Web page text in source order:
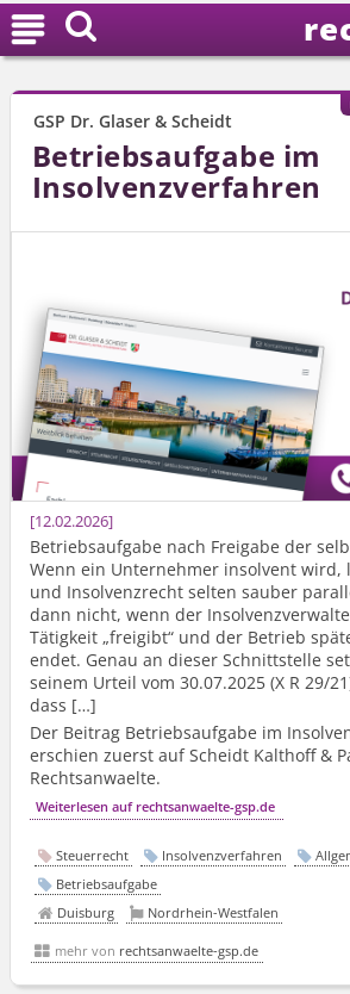

GSP Dr. Glaser & Scheidt
Betriebsaufgabe im
Insolvenzverfahren
12.02.2026
Betriebsaufgabe nach Freigabe der
Wenn ein Unternehmer insolvent wird,
und Insolvenzrecht selten sauber
dann nicht, wenn der
Tätigkeit „freigibt“ und der Betrieb
endet. Genau an dieser Schnittstelle
seinem Urteil vom 30.07.2025 (X R 29/
dass […]
Der Beitrag Betriebsaufgabe im
erschien zuerst auf Scheidt Kalthoff &
Rechtsanwaelte.
Weiterlesen auf rechtsanwaelte-gsp.de
Steuerrecht Insolvenzverfahren
Betriebsaufgabe
Duisburg
Nordrhein-Westfalen
mehr von rechtsanwaelte-gsp.de